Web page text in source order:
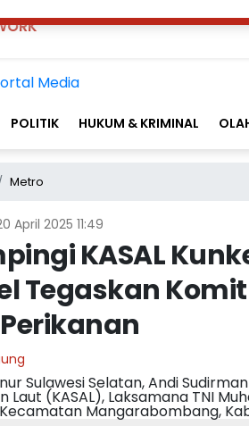
POLITIK HUKUM & KRIMINAL
Metro
April 2025 11:49
KASAL
Tegaskan